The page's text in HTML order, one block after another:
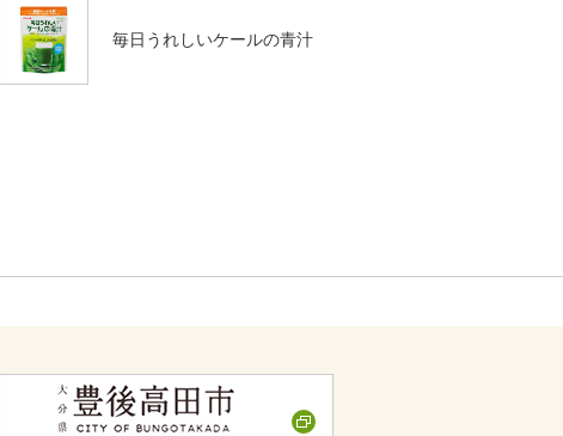
毎日うれしいケールの青汁